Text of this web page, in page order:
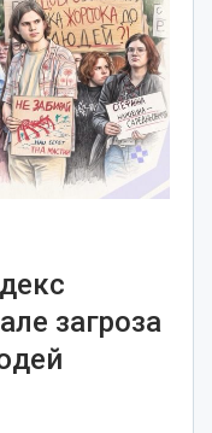
загроза